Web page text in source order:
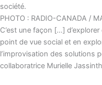
société.
PHOTO : RADIO-CANADA /
C’est une façon […]
point de vue social et en
l’improvisation des solutions
collaboratrice Murielle